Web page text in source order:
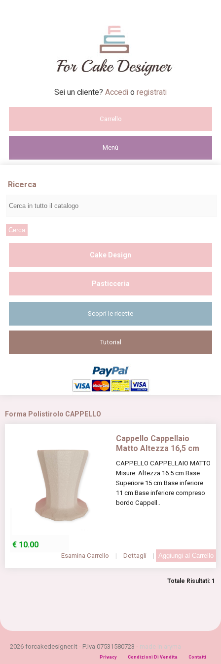
Sei un cliente? Accedi o registrati
Carrello
Menú
Ricerca
Cake Design
Pasticceria
Scopri le ricette
Tutorial
Forma Polistirolo CAPPELLO
Cappello Cappellaio
Matto Altezza 16,5 cm
CAPPELLO CAPPELLAIO MATTO
Misure: Altezza 16.5 cm Base
Superiore 15 cm Base inferiore
11 cm Base inferiore compreso
bordo Cappell..
€ 10.00
Esamina Carrello | Dettagli |
Totale Risultati: 1
2026 forcakedesigner.it - P.Iva 07531580723 - made in aryma
Privacy Condizioni Di Vendita Contatti